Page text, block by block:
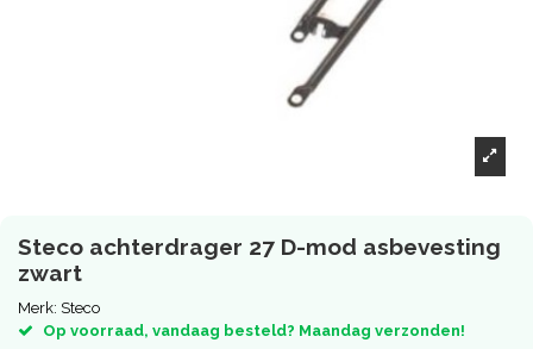
Steco achterdrager 27 D-mod asbevesting
zwart
Merk: Steco
Op voorraad, vandaag besteld? Maandag verzonden!